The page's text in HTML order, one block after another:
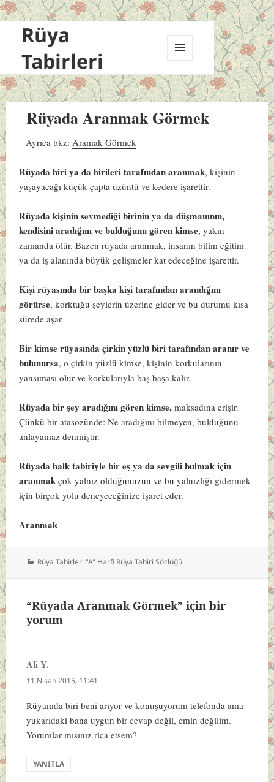
Rüya
Tabirleri
VE
BILEŞENLER
Rüyada Aranmak Görmek
Ayrıca bkz: Aramak Görmek
Rüyada biri ya da birileri tarafından aranmak, kişinin
yaşayacağı küçük çapta üzüntü ve kedere işarettir.
Rüyada kişinin sevmediği birinin ya da düşmanının,
kendisini aradığını ve bulduğunu gören kimse, yakın
zamanda ölür. Bazen rüyada aranmak, insanın bilim eğitim
ya da iş alanında büyük gelişmeler kat edeceğine işarettir.
Kişi rüyasında bir başka kişi tarafından arandığını
görürse, korktuğu şeylerin üzerine gider ve bu durumu kısa
sürede aşar.
Bir kimse rüyasında çirkin yüzlü biri tarafından aranır ve
bulunursa, o çirkin yüzlü kimse, kişinin korkularının
yansıması olur ve korkularıyla baş başa kalır.
Rüyada bir şey aradığını gören kimse, maksadına erişir.
Çünkü bir atasözünde: Ne aradığını bilmeyen, bulduğunu
anlayamaz denmiştir.
Rüyada halk tabiriyle bir eş ya da sevgili bulmak için
aranmak çok yalnız olduğunuzun ve bu yalnızlığı gidermek
için birçok yolu deneyeceğinize işaret eder.
Aranmak
Kategoriler
Rüya Tabirleri "A" Harfi Rüya Tabiri Sözlüğü
“Rüyada Aranmak Görmek” için bir
yorum
Ali Y.
ki:
11 Nisan 2015, 11:41
Rüyamda biri beni arıyor ve konuşuyorum telefonda ama
yukarıdaki bana uygun bir cevap değil, emin değilim.
Yorumlar mısınız rica etsem?
YANITLA